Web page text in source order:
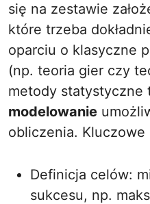
się na zestawie
które trzeba
oparciu o klasyczne
(np. teoria gier czy
metody statystyczne
modelowanie
obliczenia.
Definicja celów:
sukcesu, np.